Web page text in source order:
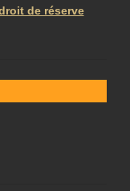
de réserve